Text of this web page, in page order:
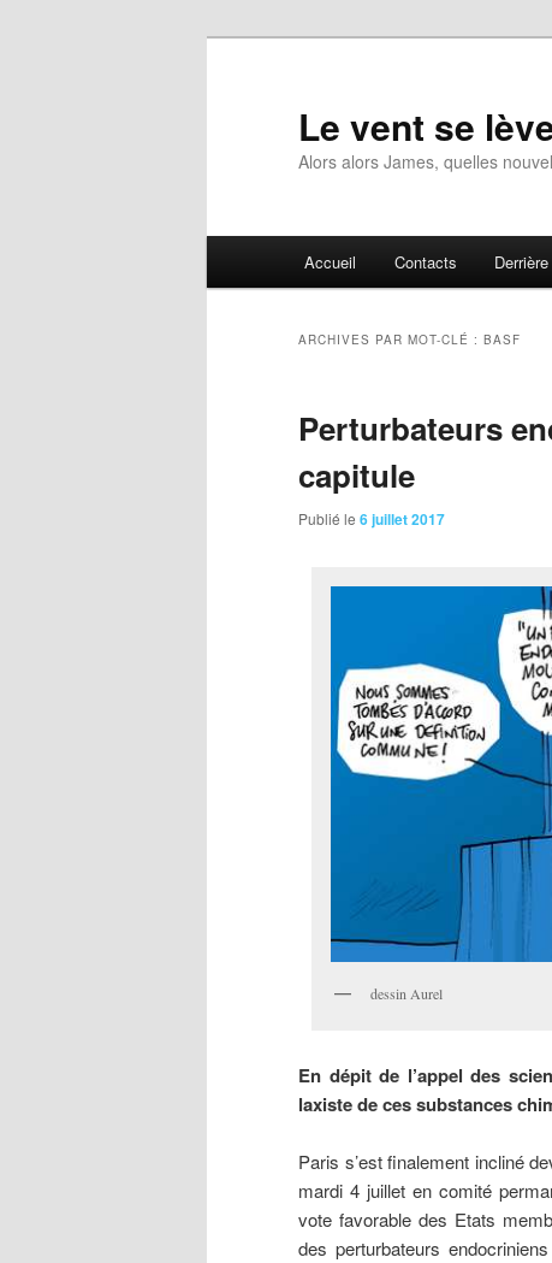
Le vent se
Alors alors James, quelles
Accueil Contacts
ARCHIVES PAR MOT-CLÉ : BASF
Perturbateurs
capitule
Publié le 6 juillet 2017
dessin Aurel
En dépit de l’appel des
laxiste de ces substances
Paris s’est finalement incliné
mardi 4 juillet en comité
vote favorable des Etats
des perturbateurs